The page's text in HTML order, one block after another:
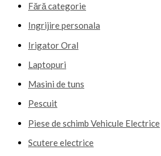
Fără categorie
Ingrijire personala
Irigator Oral
Laptopuri
Masini de tuns
Pescuit
Piese de schimb Vehicule Electrice
Scutere electrice